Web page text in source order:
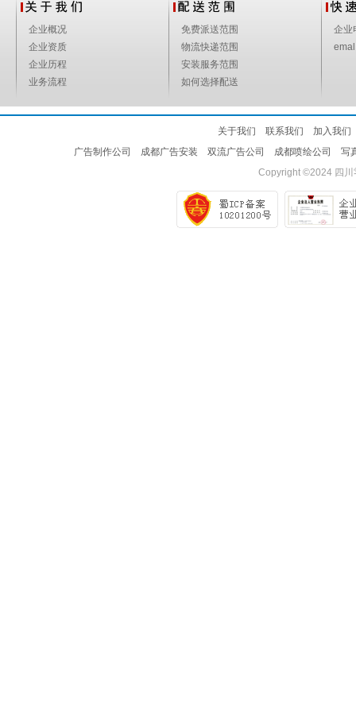
企业概况
企业资质
企业历程
业务流程
免费派送范围
物流快递范围
安装服务范围
如何选择配送
企业
关于我们 联系我们
加入我们
广告制作公司
成都广告安装 双流广告公司 成都喷绘公司
写
Copyright ©2024 四